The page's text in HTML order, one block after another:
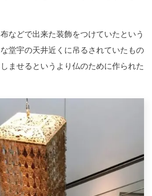
などで出来た装飾をつけていたという
堂宇の天井近くに吊るされていたもの
ませるというより仏のために作られた